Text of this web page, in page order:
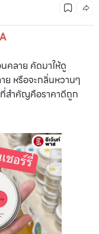
คลาย คัดมาให้ดู
หรือจะกลิ่นหวานๆ
สำคัญคือราคาดีถูก